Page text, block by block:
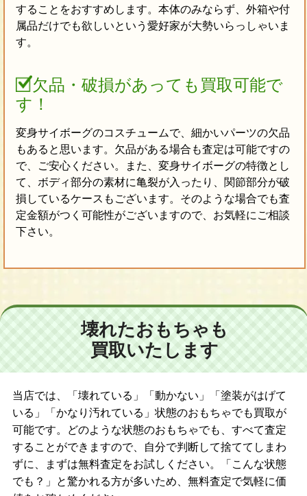
することをおすすめします。本体のみならず、外箱や付
属品だけでも欲しいという愛好家が大勢いらっしゃいま
す。
欠品・破損があっても買取可能で
す！
変身サイボーグのコスチュームで、細かいパーツの欠品
もあると思います。欠品がある場合も査定は可能ですの
で、ご安心ください。また、変身サイボーグの特徴とし
て、ボディ部分の素材に亀裂が入ったり、関節部分が破
損しているケースもございます。そのような場合でも査
定金額がつく可能性がございますので、お気軽にご相談
下さい。
壊れたおもちゃも
買取いたします
当店では、「壊れている」「動かない」「塗装がはげて
いる」「かなり汚れている」状態のおもちゃでも買取が
可能です。どのような状態のおもちゃでも、すべて査定
することができますので、自分で判断して捨ててしまわ
ずに、まずは無料査定をお試しください。「こんな状態
でも？」と驚かれる方が多いため、無料査定で気軽に価